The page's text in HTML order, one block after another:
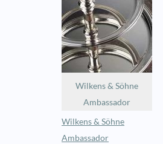
Wilkens & Söhne
Ambassador
Wilkens & Söhne
Ambassador